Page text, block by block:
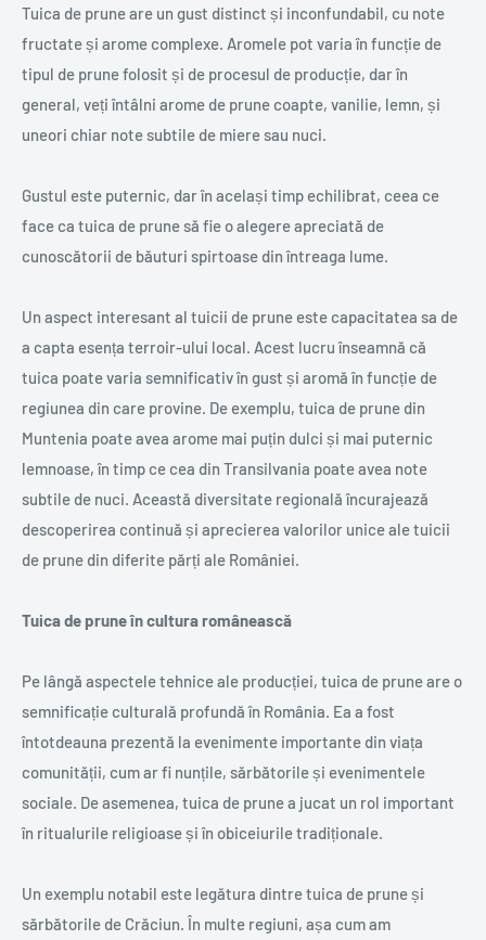
Tuica de prune are un gust distinct și inconfundabil, cu note
fructate și arome complexe. Aromele pot varia în funcție de
tipul de prune folosit și de procesul de producție, dar în
general, veți întâlni arome de prune coapte, vanilie, lemn, și
uneori chiar note subtile de miere sau nuci.
Gustul este puternic, dar în același timp echilibrat, ceea ce
face ca tuica de prune să fie o alegere apreciată de
cunoscătorii de băuturi spirtoase din întreaga lume.
Un aspect interesant al tuicii de prune este capacitatea sa de
a capta esența terroir-ului local. Acest lucru înseamnă că
tuica poate varia semnificativ în gust și aromă în funcție de
regiunea din care provine. De exemplu, tuica de prune din
Muntenia poate avea arome mai puțin dulci și mai puternic
lemnoase, în timp ce cea din Transilvania poate avea note
subtile de nuci. Această diversitate regională încurajează
descoperirea continuă și aprecierea valorilor unice ale tuicii
de prune din diferite părți ale României.
Tuica de prune în cultura românească
Pe lângă aspectele tehnice ale producției, tuica de prune are o
semnificație culturală profundă în România. Ea a fost
întotdeauna prezentă la evenimente importante din viața
comunității, cum ar fi nunțile, sărbătorile și evenimentele
sociale. De asemenea, tuica de prune a jucat un rol important
în ritualurile religioase și în obiceiurile tradiționale.
Un exemplu notabil este legătura dintre tuica de prune și
sărbătorile de Crăciun. În multe regiuni, așa cum am